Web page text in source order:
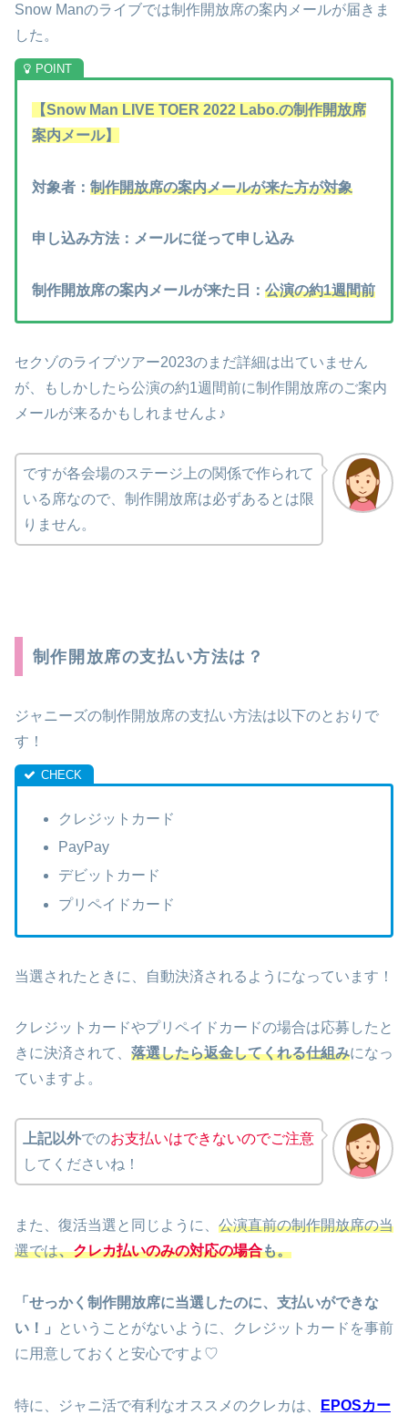
Snow Manのライブでは制作開放席の案内メールが届きま
した。
【Snow Man LIVE TOER 2022 Labo.の制作開放席
案内メール】
対象者： 制作開放席の案内メールが来た方が対象
申し込み方法：メールに従って申し込み
制作開放席の案内メールが来た日： 公演の約1週間前
セクゾのライブツアー2023のまだ詳細は出ていません
が、もしかしたら公演の約1週間前に制作開放席のご案内
メールが来るかもしれませんよ♪
ですが各会場のステージ上の関係で作られて
いる席なので、制作開放席は必ずあるとは限
りません。
制作開放席の支払い方法は？
ジャニーズの制作開放席の支払い方法は以下のとおりで
す！
クレジットカード
PayPay
デビットカード
プリペイドカード
当選されたときに、自動決済されるようになっています！
クレジットカードやプリペイドカードの場合は応募したと
きに決済されて、 落選したら返金してくれる仕組みになっ
ていますよ。
上記以外でのお支払いはできないのでご注意
してくださいね！
また、復活当選と同じように、 公演直前の制作開放席の当
選では、クレカ払いのみの対応の場合も。
「せっかく制作開放席に当選したのに、支払いができな
い！」
ということがないように、クレジットカードを事前
に用意しておくと安心ですよ♡
特に、ジャニ活で有利なオススメのクレカは、 EPOSカー